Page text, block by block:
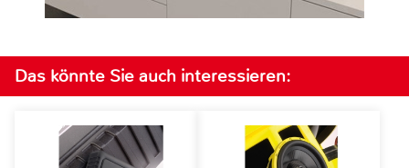
Das könnte Sie auch interessieren: